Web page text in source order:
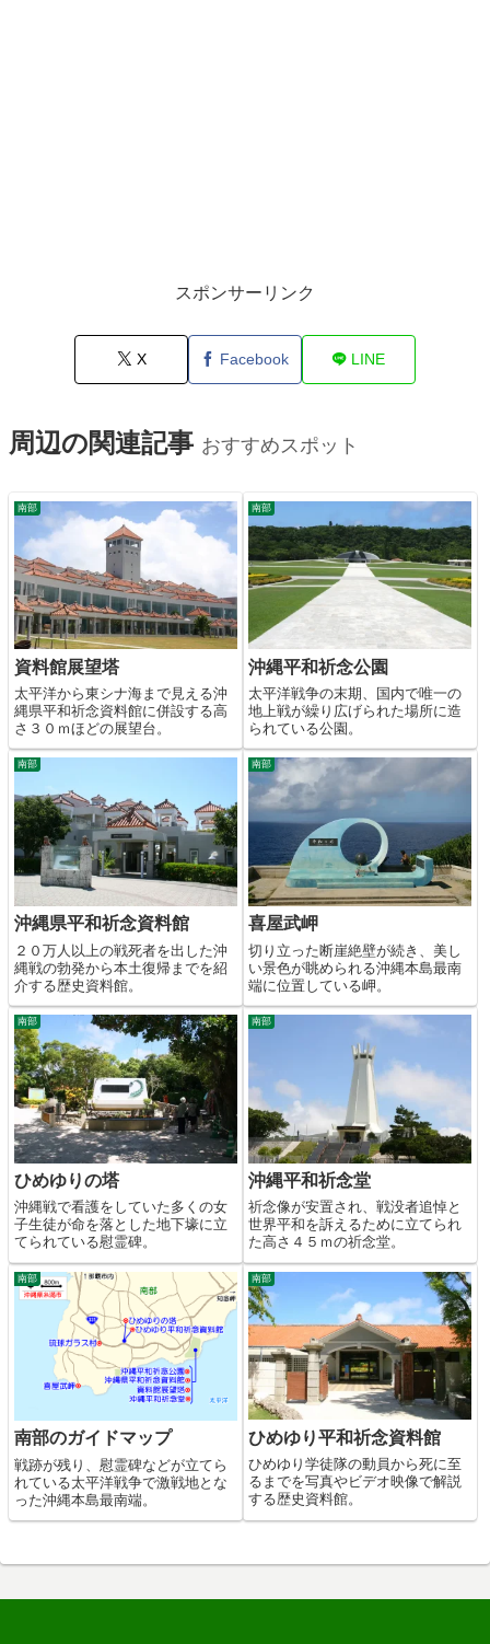
スポンサーリンク
X Facebook LINE
周辺の関連記事 おすすめスポット
南部
資料館展望塔
太平洋から東シナ海まで見える沖
縄県平和祈念資料館に併設する高
さ３０ｍほどの展望台。
南部
沖縄平和祈念公園
太平洋戦争の末期、国内で唯一の
地上戦が繰り広げられた場所に造
られている公園。
南部
沖縄県平和祈念資料館
２０万人以上の戦死者を出した沖
縄戦の勃発から本土復帰までを紹
介する歴史資料館。
南部
喜屋武岬
切り立った断崖絶壁が続き、美し
い景色が眺められる沖縄本島最南
端に位置している岬。
南部
ひめゆりの塔
沖縄戦で看護をしていた多くの女
子生徒が命を落とした地下壕に立
てられている慰霊碑。
南部
沖縄平和祈念堂
祈念像が安置され、戦没者追悼と
世界平和を訴えるために立てられ
た高さ４５ｍの祈念堂。
南部
南部のガイドマップ
戦跡が残り、慰霊碑などが立てら
れている太平洋戦争で激戦地とな
った沖縄本島最南端。
南部
ひめゆり平和祈念資料館
ひめゆり学徒隊の動員から死に至
るまでを写真やビデオ映像で解説
する歴史資料館。